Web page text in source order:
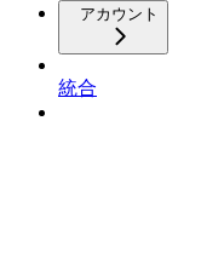
アカウント
統合